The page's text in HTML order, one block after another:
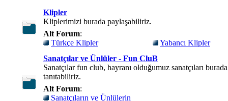
Klipler
Kliplerimizi burada paylaşabiliriz.
Alt Forum:
Türkçe Klipler
Yabancı Klipler
Sanatçılar ve Ünlüler - Fun CluB
Sanatçılar fun club, hayranı olduğumuz sanatçıları burada
tanıtabiliriz.
Alt Forum:
Sanatçıların ve Ünlülerin